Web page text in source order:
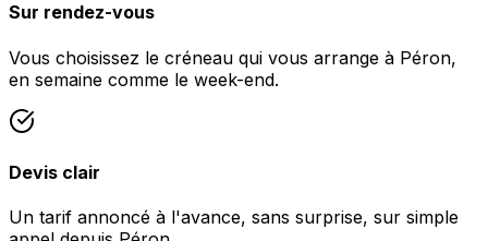
Sur rendez-vous
Vous choisissez le créneau qui vous arrange à Péron,
en semaine comme le week-end.
Devis clair
Un tarif annoncé à l'avance, sans surprise, sur simple